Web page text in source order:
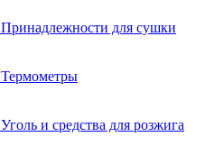
Принадлежности для сушки
Термометры
Уголь и средства для розжига